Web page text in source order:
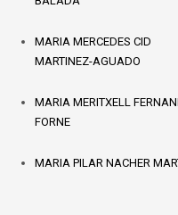
MARIA MERCEDES CID
MARTINEZ-AGUADO
MARIA MERITXELL
FORNE
MARIA PILAR NACHER